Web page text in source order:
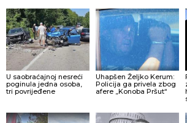
U saobraćajnoj nesreći
poginula jedna osoba,
tri povrijeđene
Uhapšen Željko Kerum:
Policija ga privela zbog
afere „Konoba Pršut“